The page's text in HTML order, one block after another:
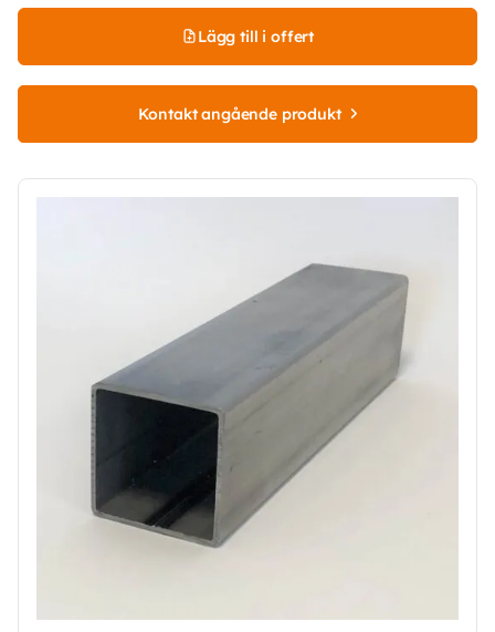
Lägg till i offert
Kontakt angående produkt